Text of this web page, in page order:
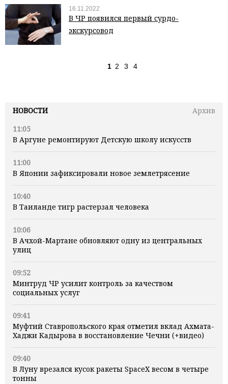
НОВОСТИ
Архив
11:05
В Аргуне ремонтируют Детскую школу искусств
11:00
В Японии зафиксировали новое землетрясение
10:40
В Таиланде тигр растерзал человека
10:06
В Ачхой-Мартане обновляют одну из центральных
улиц
09:52
Минтруд ЧР усилит контроль за качеством
социальных услуг
09:41
Муфтий Ставропольского края отметил вклад Ахмата-
Хаджи Кадырова в восстановление Чечни (+видео)
09:40
В Луну врезался кусок ракеты SpaceX весом в четыре
тонны
16.11.2022
В ЧР появился первый сурдо-
экскурсовод
1 2 3 4